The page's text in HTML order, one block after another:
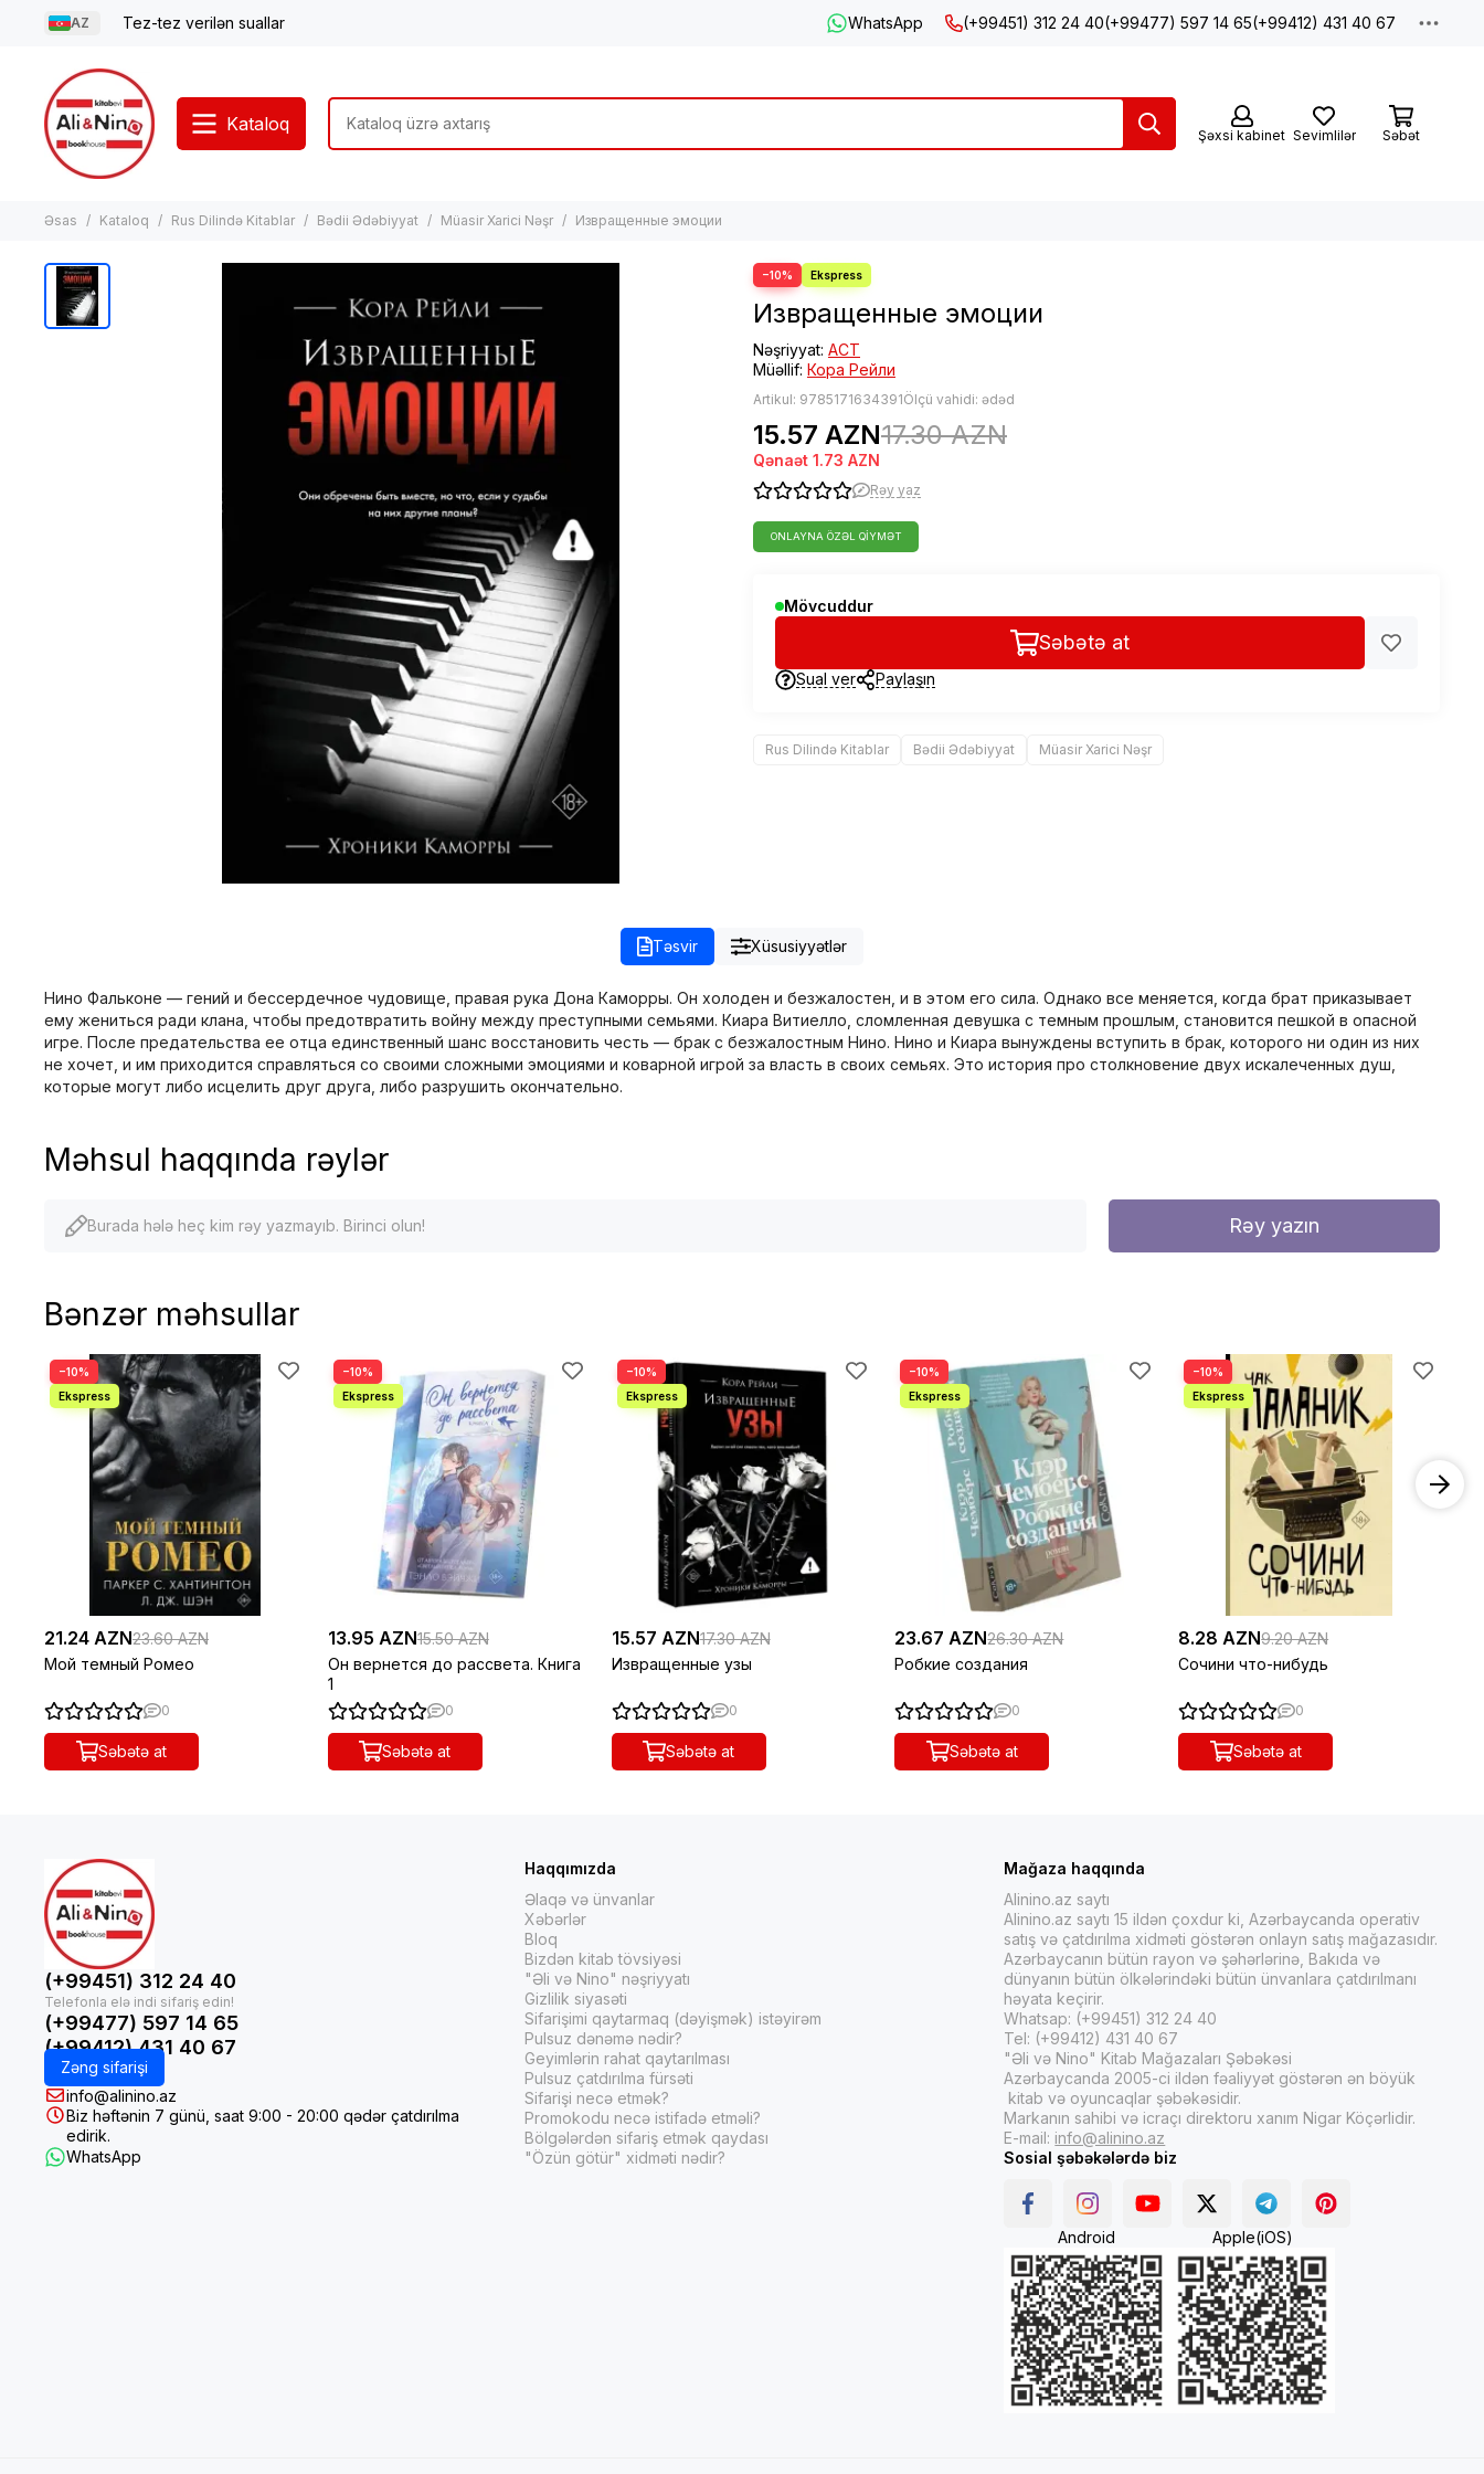
AZ Tez-tez verilən suallar WhatsApp (+99451) 312 24 40(+99477) 597 14 65(+99412) 431 40 67
Kataloq
Şəxsi kabinet Sevimlilər Səbət
Əsas Kataloq Rus Dilində Kitablar Bədii Ədəbiyyat Müasir Xarici Nəşr Извращенные эмоции
−10%
Извращенные эмоции
Nəşriyyat: АСТ
Müəllif: Кора Рейли
Artikul: 9785171634391Ölçü vahidi: ədəd
15.57 AZN17.30 AZN
Qənaət 1.73 AZN
Rəy yaz
ONLAYNA ÖZƏL QIYMƏT
Mövcuddur
Səbətə at
Sual ver Paylaşın
Rus Dilində Kitablar Bədii Ədəbiyyat Müasir Xarici Nəşr
Təsvir Xüsusiyyətlər
Нино Фальконе — гений и бессердечное чудовище, правая рука Дона Каморры. Он холоден и безжалостен, и в этом его сила. Однако все меняется, когда брат приказывает
ему жениться ради клана, чтобы предотвратить войну между преступными семьями. Киара Витиелло, сломленная девушка с темным прошлым, становится пешкой в опасной
игре. После предательства ее отца единственный шанс восстановить честь — брак с безжалостным Нино. Нино и Киара вынуждены вступить в брак, которого ни один из них
не хочет, и им приходится справляться со своими сложными эмоциями и коварной игрой за власть в своих семьях. Это история про столкновение двух искалеченных душ,
которые могут либо исцелить друг друга, либо разрушить окончательно.
Məhsul haqqında rəylər
Burada hələ heç kim rəy yazmayıb. Birinci olun! Rəy yazın
Bənzər məhsullar
−10%
21.24 AZN23.60 AZN
Мой темный Ромео
0
Səbətə at
−10%
13.95 AZN15.50 AZN
Он вернется до рассвета. Книга
1
0
Səbətə at
−10%
15.57 AZN17.30 AZN
Извращенные узы
0
Səbətə at
−10%
23.67 AZN26.30 AZN
Робкие создания
0
Səbətə at
−10%
8.28 AZN9.20 AZN
Сочини что-нибудь
0
Səbətə at
(+99451) 312 24 40
(+99477) 597 14 65
(+99412) 431 40 67
Zəng sifarişi
info@alinino.az
Biz həftənin 7 günü, saat 9:00 - 20:00 qədər çatdırılma
edirik.
WhatsApp
Haqqımızda
Əlaqə və ünvanlar
Xəbərlər
Bloq
Bizdən kitab tövsiyəsi
"Əli və Nino" nəşriyyatı
Gizlilik siyasəti
Sifarişimi qaytarmaq (dəyişmək) istəyirəm
Pulsuz dənəmə nədir?
Geyimlərin rahat qaytarılması
Pulsuz çatdırılma fürsəti
Sifarişi necə etmək?
Promokodu necə istifadə etməli?
Bölgələrdən sifariş etmək qaydası
"Özün götür" xidməti nədir?
Mağaza haqqında
Alinino.az saytı
Alinino.az saytı 15 ildən çoxdur ki, Azərbaycanda operativ
satış və çatdırılma xidməti göstərən onlayn satış mağazasıdır.
Azərbaycanın bütün rayon və şəhərlərinə, Bakıda və
dünyanın bütün ölkələrindəki bütün ünvanlara çatdırılmanı
həyata keçirir.
Whatsap: (+99451) 312 24 40
Tel: (+99412) 431 40 67
"Əli və Nino" Kitab Mağazaları Şəbəkəsi
Azərbaycanda 2005-ci ildən fəaliyyət göstərən ən böyük
kitab və oyuncaqlar şəbəkəsidir.
Markanın sahibi və icraçı direktoru xanım Nigar Köçərlidir.
E-mail: info@alinino.az
Sosial şəbəkələrdə biz
Android Apple(iOS)